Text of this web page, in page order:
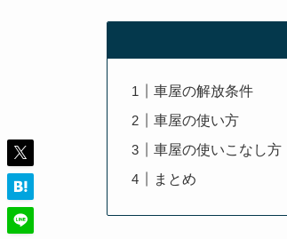
車屋の解放条件
車屋の使い方
車屋の使いこなし方
まとめ